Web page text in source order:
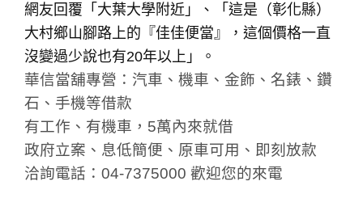
網友回覆「大葉大學附近」、「這是（彰化縣）
大村鄉山腳路上的『佳佳便當』，這個價格一直
沒變過少說也有20年以上」。
華信當舖專營：汽車、機車、金飾、名錶、鑽
石、手機等借款
有工作、有機車，5萬內來就借
政府立案、息低簡便、原車可用、即刻放款
洽詢電話：04-7375000 歡迎您的來電